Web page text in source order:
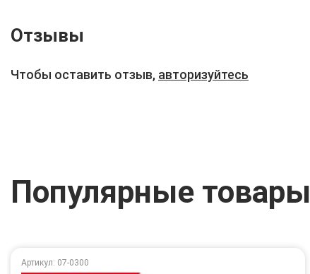
Отзывы
Чтобы оставить отзыв, авторизуйтесь
Популярные товары
Артикул: 07-0300